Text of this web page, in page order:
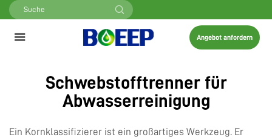
Angebot anfordern
Schwebstofftrenner für
Abwasserreinigung
Ein Kornklassifizierer ist ein großartiges Werkzeug. Er